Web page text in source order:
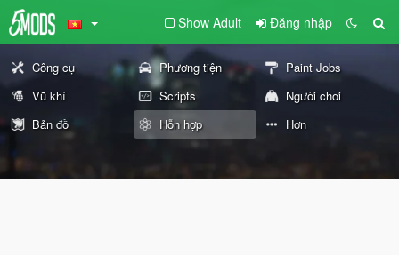
Show Adult Đăng nhập
Công cụ Phương tiện
Paint Jobs
Vũ khí
Scripts
Người chơi
Bản đồ
Hỗn hợp Hơn